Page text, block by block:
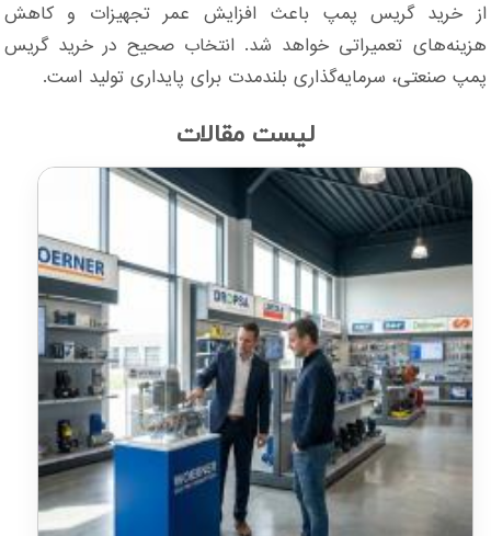
از خرید گریس پمپ باعث افزایش عمر تجهیزات و کاهش
هزینه‌های تعمیراتی خواهد شد. انتخاب صحیح در خرید گریس
پمپ صنعتی، سرمایه‌گذاری بلندمدت برای پایداری تولید است.
لیست مقالات